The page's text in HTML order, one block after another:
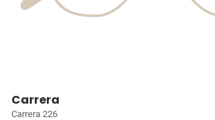
Carrera
Carrera 226